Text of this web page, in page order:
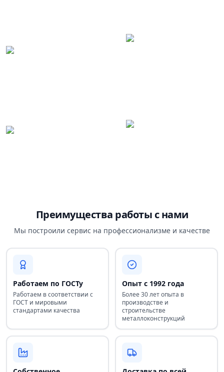
Преимущества работы с нами
Мы построили сервис на профессионализме и качестве
Работаем по ГОСТу
Работаем в соответствии с
ГОСТ и мировыми
стандартами качества
Опыт с 1992 года
Более 30 лет опыта в
производстве и
строительстве
металлоконструкций